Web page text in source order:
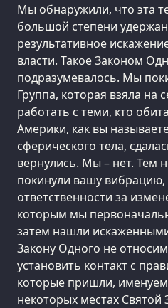
Мы обнаружили, что эта
большой степени
результативное
власти. Такое Законом
подразумевалось. Мы
Группа, которая взяла на
работать с теми, кто
Америки, как вы
сферического тела,
вернулись. Мы – нет. Тем
покинули вашу
ответственности за
которым мы
затем нашли
Закону Одного не
установить контакт с
которые пришли,
некоторых местах Святой